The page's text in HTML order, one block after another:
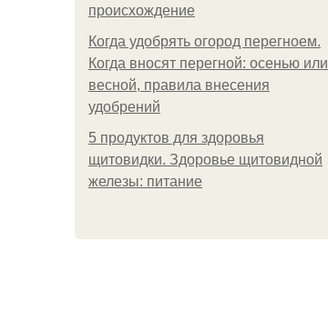
происхождение
Когда удобрять огород перегноем.
Когда вносят перегной: осенью или
весной, правила внесения
удобрений
5 продуктов для здоровья
щитовидки. Здоровье щитовидной
железы: питание